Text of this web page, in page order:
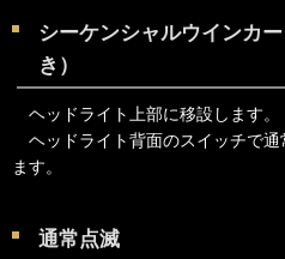
シーケンシャルウインカ
き）
ヘッドライト上部に移設します。
ヘッドライト背面のスイッチで通
ます。
通常点滅